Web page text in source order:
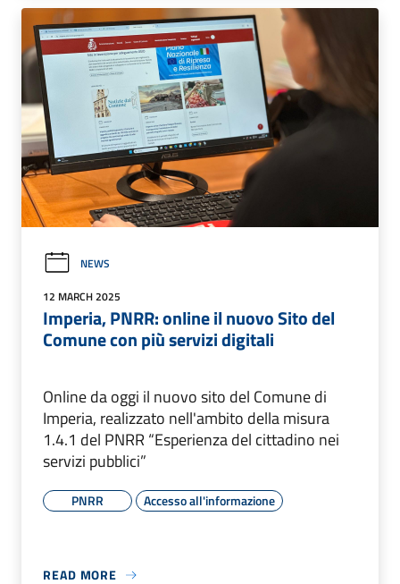
NEWS
12 MARCH 2025
Imperia, PNRR: online il nuovo Sito del
Comune con più servizi digitali
Online da oggi il nuovo sito del Comune di
Imperia, realizzato nell'ambito della misura
1.4.1 del PNRR “Esperienza del cittadino nei
servizi pubblici”
PNRR Accesso all'informazione
READ MORE